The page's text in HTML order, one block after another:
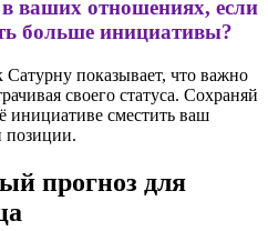
ваших отношениях, если
больше инициативы?
показывает, что важно
своего статуса. Сохраняй
инициативе сместить ваш
позиции.
прогноз для